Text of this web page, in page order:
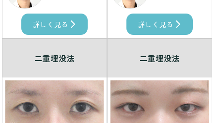
詳しく見る 詳しく見る
二重埋没法 二重埋没法